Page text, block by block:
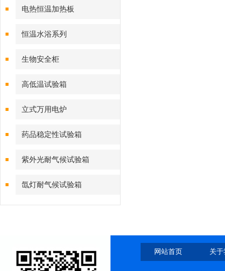
电热恒温加热板
恒温水浴系列
生物安全柜
高低温试验箱
立式万用电炉
药品稳定性试验箱
紫外光耐气候试验箱
氙灯耐气候试验箱
网站首页 关